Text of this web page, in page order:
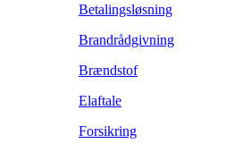
Betalingsløsning
Brandrådgivning
Brændstof
Elaftale
Forsikring